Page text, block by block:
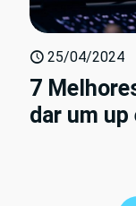
25/04/2024
7
dar um